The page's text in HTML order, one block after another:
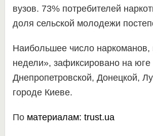
вузов. 73% потребителей
доля сельской молодежи
Наибольшее число
недели», зафиксировано на
Днепропетровской, Донецкой,
городе Киеве.
Поматериалам: trust.ua